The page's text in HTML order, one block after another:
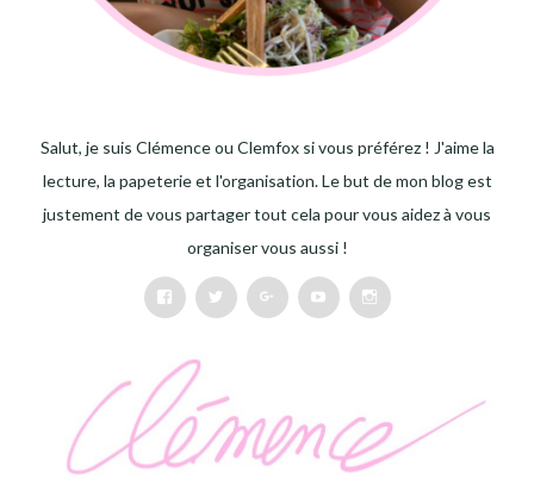
Salut, je suis Clémence ou Clemfox si vous préférez ! J'aime la
lecture, la papeterie et l'organisation. Le but de mon blog est
justement de vous partager tout cela pour vous aidez à vous
organiser vous aussi !
FacebookTwitter Google+Youtube Instagram